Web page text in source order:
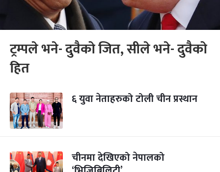
ट्रम्पले भने- दुवैको जित, सीले भने- दुवैको
हित
६ युवा नेताहरुको टोली चीन प्रस्थान
चीनमा देखिएको नेपालको